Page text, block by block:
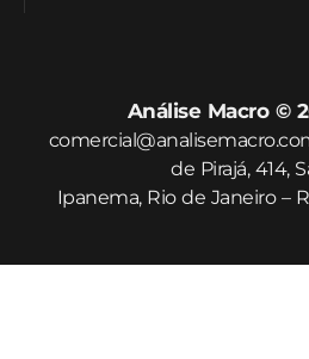
Análise Macro ©
de Pirajá, 414,
Ipanema, Rio de Janeiro –